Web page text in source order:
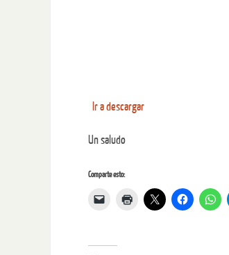
Ir a descargar
Un saludo
Comparte esto: